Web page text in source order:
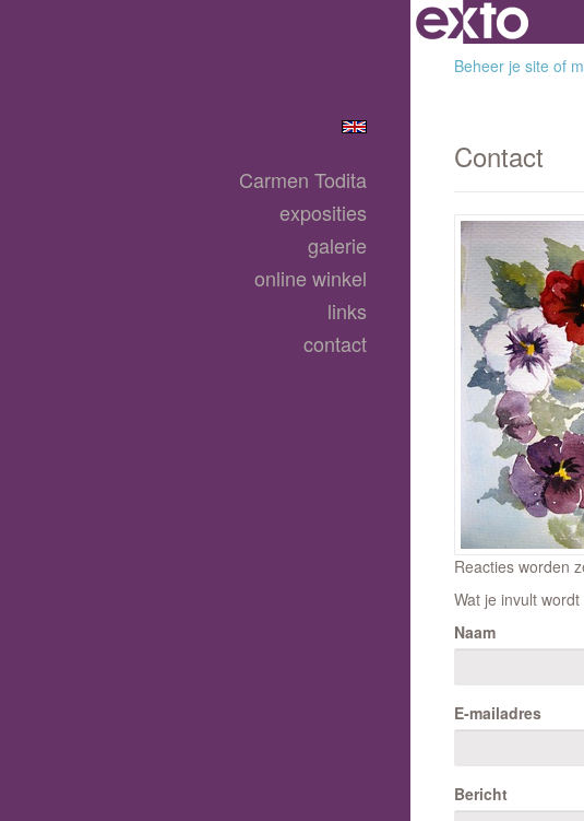
Beheer je site of
Contact
Reacties worden
Wat je invult
Naam
E-mailadres
Bericht
Carmen Todita
exposities
galerie
online winkel
links
contact